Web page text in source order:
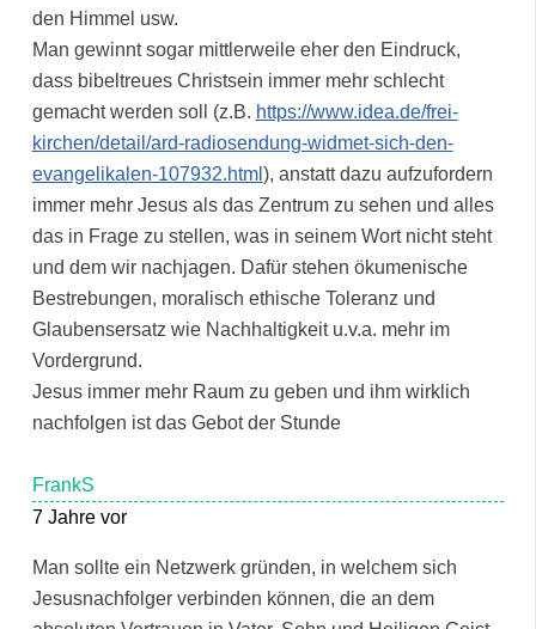
den Himmel usw.
Man gewinnt sogar mittlerweile eher den Eindruck,
dass bibeltreues Christsein immer mehr schlecht
gemacht werden soll (z.B. https://www.idea.de/frei-
kirchen/detail/ard-radiosendung-widmet-sich-den-
evangelikalen-107932.html ), anstatt dazu aufzufordern
immer mehr Jesus als das Zentrum zu sehen und alles
das in Frage zu stellen, was in seinem Wort nicht steht
und dem wir nachjagen. Dafür stehen ökumenische
Bestrebungen, moralisch ethische Toleranz und
Glaubensersatz wie Nachhaltigkeit u.v.a. mehr im
Vordergrund.
Jesus immer mehr Raum zu geben und ihm wirklich
nachfolgen ist das Gebot der Stunde
FrankS
7 Jahre vor
Man sollte ein Netzwerk gründen, in welchem sich
Jesusnachfolger verbinden können, die an dem